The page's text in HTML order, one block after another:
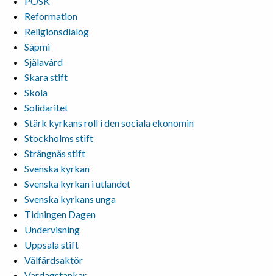
Reformation
Religionsdialog
Sápmi
Själavård
Skara stift
Skola
Solidaritet
Stärk kyrkans roll i den sociala ekonomin
Stockholms stift
Strängnäs stift
Svenska kyrkan
Svenska kyrkan i utlandet
Svenska kyrkans unga
Tidningen Dagen
Undervisning
Uppsala stift
Välfärdsaktör